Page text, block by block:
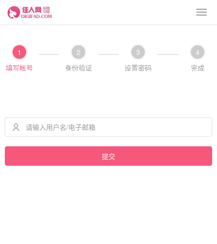
1
填写帐号
2
身份验证
3
设置密码
4
完成
提交